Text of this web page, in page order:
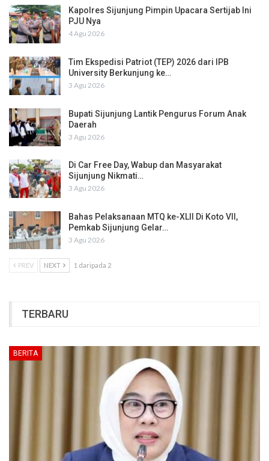
Kapolres Sijunjung Pimpin Upacara Sertijab Ini
PJU Nya
4 Agu 2026
Tim Ekspedisi Patriot (TEP) 2026 dari IPB
University Berkunjung ke…
3 Agu 2026
Bupati Sijunjung Lantik Pengurus Forum Anak
Daerah
3 Agu 2026
Di Car Free Day, Wabup dan Masyarakat
Sijunjung Nikmati…
3 Agu 2026
Bahas Pelaksanaan MTQ ke-XLII Di Koto VII,
Pemkab Sijunjung Gelar…
3 Agu 2026
PREV NEXT 1 daripada 2
TERBARU
BERITA